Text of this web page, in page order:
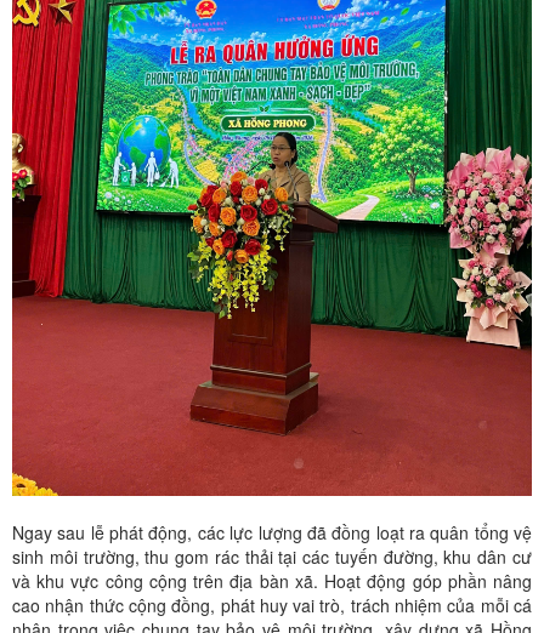
Ngay sau lễ phát động, các lực lượng đã đồng loạt ra quân tổng vệ
sinh môi trường, thu gom rác thải tại các tuyến đường, khu dân cư
và khu vực công cộng trên địa bàn xã. Hoạt động góp phần nâng
cao nhận thức cộng đồng, phát huy vai trò, trách nhiệm của mỗi cá